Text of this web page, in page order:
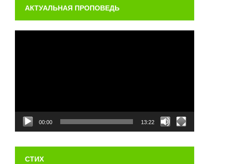
АКТУАЛЬНАЯ ПРОПОВЕДЬ
00:00 13:22
СТИХ